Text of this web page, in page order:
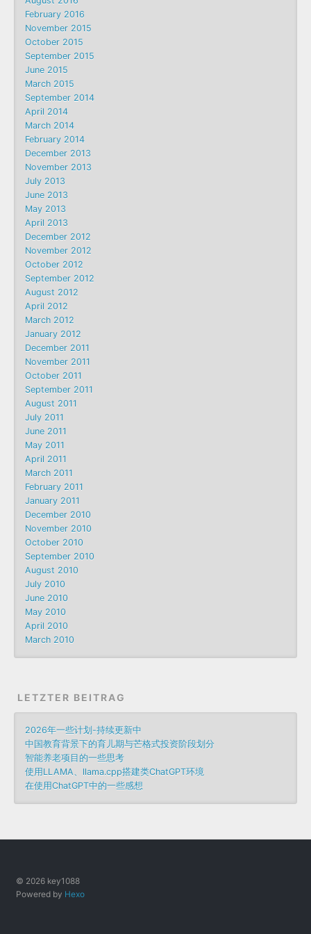
February 2016
November 2015
October 2015
September 2015
June 2015
March 2015
September 2014
April 2014
March 2014
February 2014
December 2013
November 2013
July 2013
June 2013
May 2013
April 2013
December 2012
November 2012
October 2012
September 2012
August 2012
April 2012
March 2012
January 2012
December 2011
November 2011
October 2011
September 2011
August 2011
July 2011
June 2011
May 2011
April 2011
March 2011
February 2011
January 2011
December 2010
November 2010
October 2010
September 2010
August 2010
July 2010
June 2010
May 2010
April 2010
March 2010
LETZTER BEITRAG
2026年一些计划-持续更新中
中国教育背景下的育儿期与芒格式投资阶段划分
智能养老项目的一些思考
使用LLAMA、llama.cpp搭建类ChatGPT环境
在使用ChatGPT中的一些感想
© 2026 key1088
Powered by Hexo